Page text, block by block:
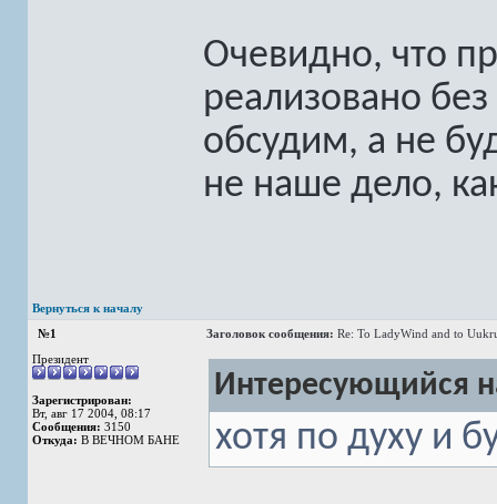
Очевидно, что
реализовано
обсудим, а не
не наше дело,
Вернуться к началу
№1
Заголовок сообщения: Re: To LadyWind and to
Президент
Зарегистрирован:
Вт, авг 17 2004, 08:17
Сообщения: 3150
Откуда: В ВЕЧНОМ БАНЕ
Интересующийся
хотя по духу и